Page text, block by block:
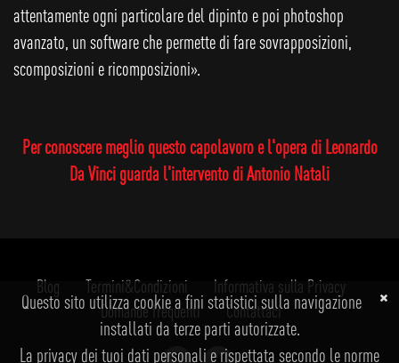
Questo sito utilizza cookie a fini statistici sulla navigazione
installati da terze parti autorizzate.
La privacy dei tuoi dati personali e rispettata secondo le norme
attentamente ogni particolare del dipinto e poi photoshop
avanzato, un software che permette di fare sovrapposizioni,
scomposizioni e ricomposizioni».
Per conoscere meglio questo capolavoro e l'opera di Leonardo
Da Vinci guarda l'intervento di Antonio Natali
Blog Termini&Condizioni
Informativa sulla Privacy
Domande frequenti
Contattaci